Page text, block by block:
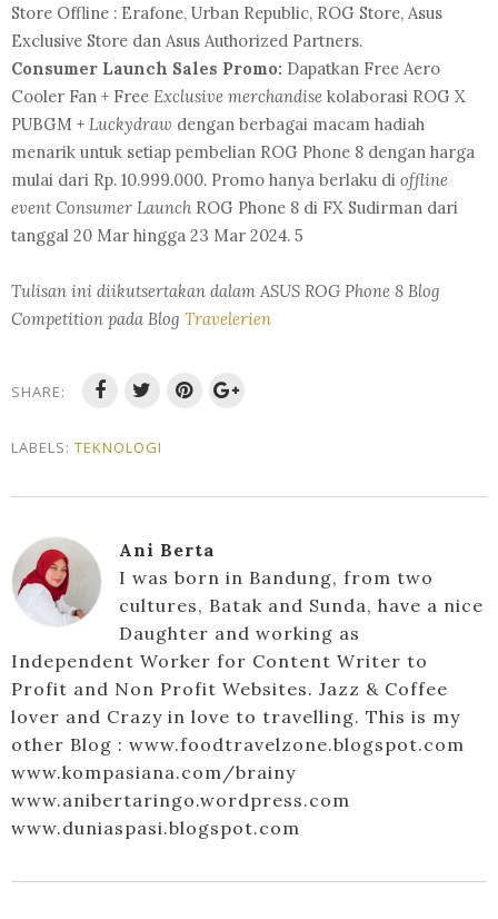
Store Offline : Erafone, Urban Republic, ROG Store, Asus
Exclusive Store dan Asus Authorized Partners.
Consumer Launch Sales Promo: Dapatkan Free Aero
Cooler Fan + Free Exclusive merchandise kolaborasi ROG X
PUBGM + Luckydraw dengan berbagai macam hadiah
menarik untuk setiap pembelian ROG Phone 8 dengan harga
mulai dari Rp. 10.999.000. Promo hanya berlaku di offline
event Consumer Launch ROG Phone 8 di FX Sudirman dari
tanggal 20 Mar hingga 23 Mar 2024. 5
Tulisan ini diikutsertakan dalam ASUS ROG Phone 8 Blog
Competition pada Blog Travelerien
SHARE:
LABELS: TEKNOLOGI
Ani Berta
I was born in Bandung, from two
cultures, Batak and Sunda, have a nice
Daughter and working as
Independent Worker for Content Writer to
Profit and Non Profit Websites. Jazz & Coffee
lover and Crazy in love to travelling. This is my
other Blog : www.foodtravelzone.blogspot.com
www.kompasiana.com/brainy
www.anibertaringo.wordpress.com
www.duniaspasi.blogspot.com